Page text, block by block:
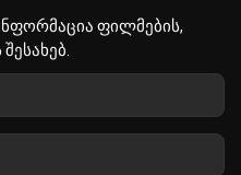
ფილმების,